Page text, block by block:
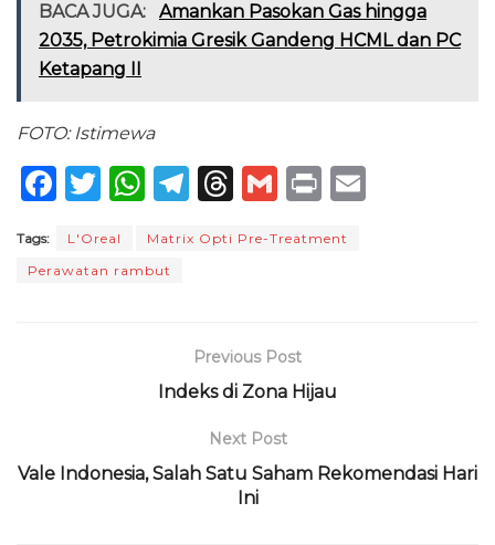
BACA JUGA:
Amankan Pasokan Gas hingga
2035, Petrokimia Gresik Gandeng HCML dan PC
Ketapang II
FOTO: Istimewa
F
c
e
T
it
te
W
a
ts
p
T
e
m
T
re
s
G
ai
P
n
Tags: L'Oreal
Matrix Opti Pre-Treatment
Perawatan rambut
Previous Post
Indeks di Zona Hijau
Next Post
Vale Indonesia, Salah Satu Saham Rekomendasi Hari
Ini